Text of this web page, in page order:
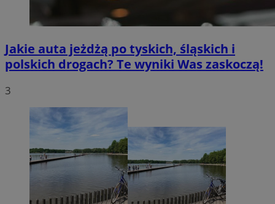
Jakie auta jeżdżą po tyskich, śląskich i
polskich drogach? Te wyniki Was zaskoczą!
3